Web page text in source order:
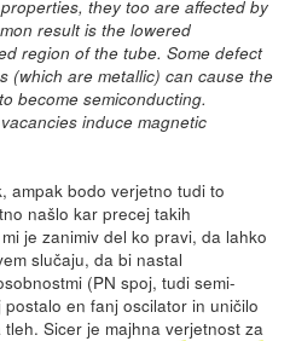
they too are affected by
result is the lowered
region of the tube. Some defect
(which are metallic) can cause the
become semiconducting.
induce magnetic
ampak bodo verjetno tudi to
našlo kar precej takih
je zanimiv del ko pravi, da lahko
slučaju, da bi nastal
(PN spoj, tudi semi-
en fanj oscilator in uničilo
Sicer je majhna verjetnost za